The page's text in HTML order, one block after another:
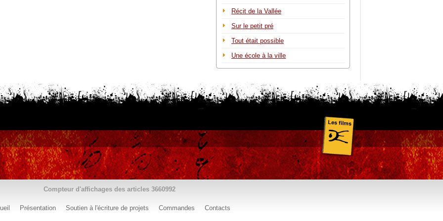
Récit de la Vallée
Sur le petit pré
Tout était possible
Une école à la ville
Compteur d'affichages des articles 3660992
Présentation Soutien à l'écriture de projets Commandes Contacts